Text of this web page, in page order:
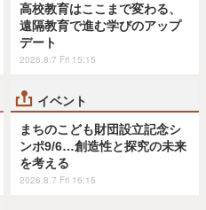
高校教育はここまで変わる、
遠隔教育で進む学びのアップ
デート
2026.8.7 Fri 15:15
イベント
まちのこども財団設立記念シ
ンポ9/6…創造性と探究の未来
を考える
2026.8.7 Fri 16:15